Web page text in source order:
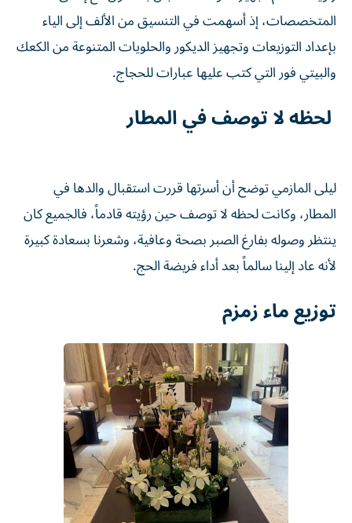
المتخصصات، إذ أسهمت في التنسيق من الألف إلى الياء
بإعداد التوزيعات وتجهيز الديكور والحلويات المتنوعة من الكعك
والبيتي فور التي كتب عليها عبارات للحجاج.
لحظه لا توصف في المطار
ليلى المازمي توضح أن أسرتها قررت استقبال والدها في
المطار، وكانت لحظه لا توصف حين رؤيته قادماً، فالجميع كان
ينتظر وصوله بفارغ الصبر بصحة وعافية، وشعرنا بسعادة كبيرة
لأنه عاد إلينا سالماً بعد أداء فريضة الحج.
توزيع ماء زمزم